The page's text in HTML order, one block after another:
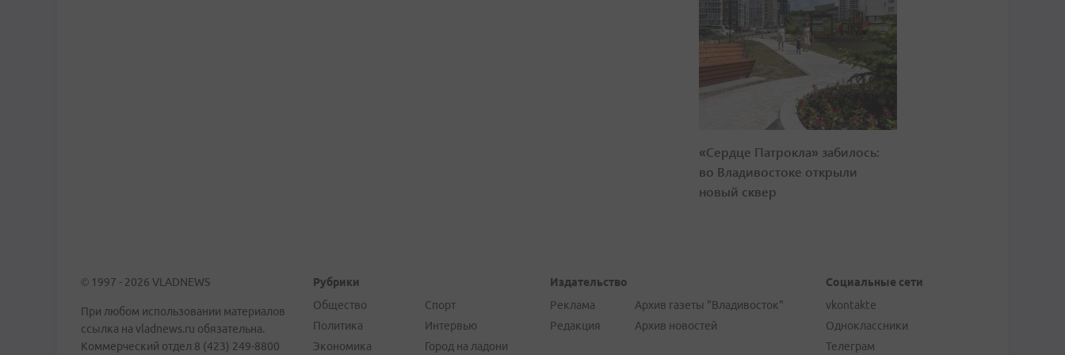
«Сердце Патрокла» забилось:
во Владивостоке открыли
новый сквер
© 1997 - 2026 VLADNEWS
При любом использовании материалов
ссылка на vladnews.ru обязательна.
Коммерческий отдел 8 (423) 249-8800
Рубрики
Общество
Политика
Экономика
Спорт
Интервью
Город на ладони
Издательство
Реклама
Редакция
Архив газеты "Владивосток"
Архив новостей
Социальные сети
vkontakte
Одноклассники
Телеграм